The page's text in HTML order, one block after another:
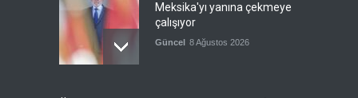
Meksika'yı yanına çekmeye
çalışıyor
Güncel 8 Ağustos 2026